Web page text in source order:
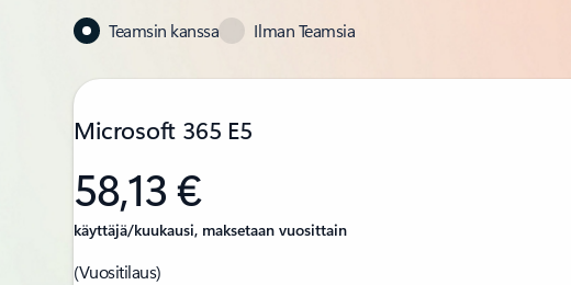
Teamsin kanssa Ilman Teamsia
Microsoft 365 E5
58,13 €
käyttäjä/kuukausi, maksetaan vuosittain
(Vuositilaus)